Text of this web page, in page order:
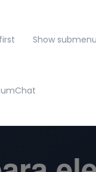
Show